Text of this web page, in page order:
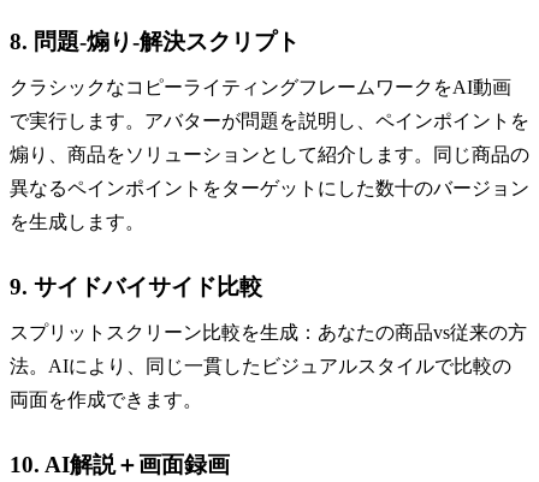
8. 問題-煽り-解決スクリプト
クラシックなコピーライティングフレームワークをAI動画
で実行します。アバターが問題を説明し、ペインポイントを
煽り、商品をソリューションとして紹介します。同じ商品の
異なるペインポイントをターゲットにした数十のバージョン
を生成します。
9. サイドバイサイド比較
スプリットスクリーン比較を生成：あなたの商品vs従来の方
法。AIにより、同じ一貫したビジュアルスタイルで比較の
両面を作成できます。
10. AI解説＋画面録画